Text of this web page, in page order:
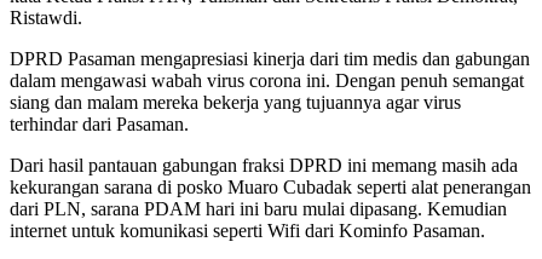
Ristawdi.
DPRD Pasaman mengapresiasi kinerja dari tim medis dan gabungan
dalam mengawasi wabah virus corona ini. Dengan penuh semangat
siang dan malam mereka bekerja yang tujuannya agar virus
terhindar dari Pasaman.
Dari hasil pantauan gabungan fraksi DPRD ini memang masih ada
kekurangan sarana di posko Muaro Cubadak seperti alat penerangan
dari PLN, sarana PDAM hari ini baru mulai dipasang. Kemudian
internet untuk komunikasi seperti Wifi dari Kominfo Pasaman.